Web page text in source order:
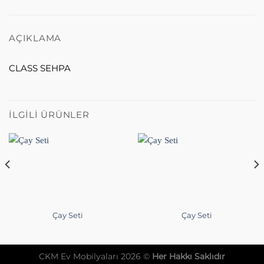
AÇIKLAMA
CLASS SEHPA
İLGILI ÜRÜNLER
Çay Seti Çay Seti
CKM Ev Mobilyaları 2026 © Her Hakkı Saklıdır